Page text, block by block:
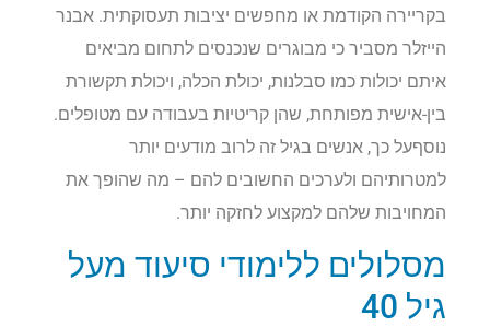
בקריירה הקודמת או מחפשים יציבות תעסוקתית. אבנר
הייזלר מסביר כי מבוגרים שנכנסים לתחום מביאים
איתם יכולות כמו סבלנות, יכולת הכלה, ויכולת תקשורת
בין-אישית מפותחת, שהן קריטיות בעבודה עם מטופלים.
נוסףעל כך, אנשים בגיל זה לרוב מודעים יותר
למטרותיהם ולערכים החשובים להם – מה שהופך את
המחויבות שלהם למקצוע לחזקה יותר.
מסלולים ללימודי סיעוד מעל
גיל 40